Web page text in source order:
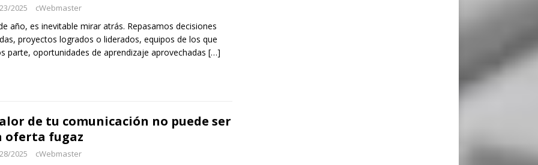
2025 cWebmaster
año, es inevitable mirar atrás. Repasamos decisiones
proyectos logrados o liderados, equipos de los que
parte, oportunidades de aprendizaje aprovechadas […]
de tu comunicación no puede ser
oferta fugaz
2025 cWebmaster